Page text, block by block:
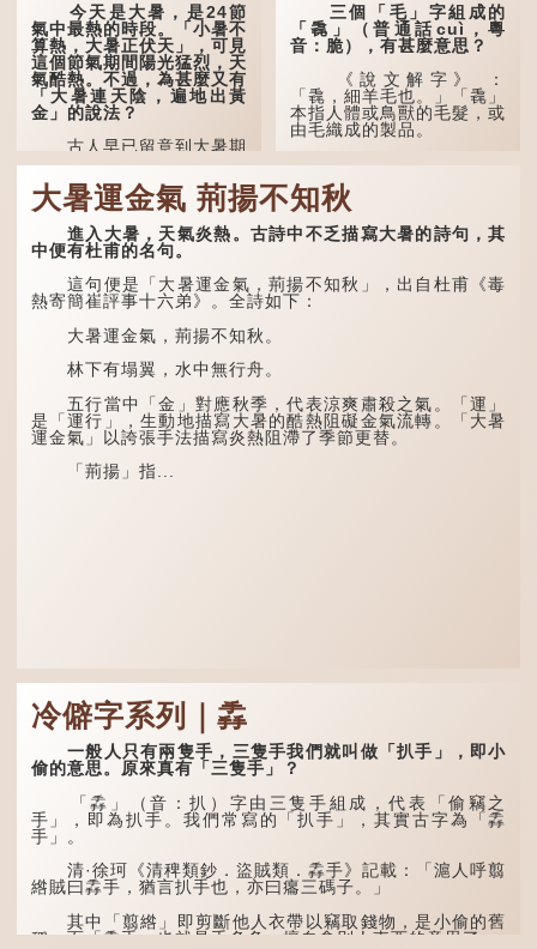
今天是大暑，是24節
氣中最熱的時段。「小暑不
算熱，大暑正伏天」，可見
這個節氣期間陽光猛烈，天
氣酷熱。不過，為甚麼又有
「大暑連天陰，遍地出黃
金」的說法？
古人早已留意到大暑期
間的氣候規律。《逸周書·
時訓解》記載：「大暑之
日，腐草化為螢。又五日，
土潤溽暑。又五日，大雨時
行。」意思是說，大暑時節
螢火蟲出生，土地濕熱，常
有大雨出現。
三個「毛」字組成的
「毳」（普通話cuì，粵
音：脆），有甚麼意思？
《說文解字》 ：
「毳，細羊毛也。」「毳」
本指人體或鳥獸的毛髮，或
由毛織成的製品。
人體表面，例如手臂等
部位生長的細毛，也叫
「毳」，又叫「寒毛」、
「汗毛」。
醫學上，「毳毛」是一
童時期長出的一種細小、不
易注意到卻又幾乎遍布全身
的毛髮。毳毛的密度因人而
大暑運金氣 荊揚不知秋
進入大暑，天氣炎熱。古詩中不乏描寫大暑的詩句，其
中便有杜甫的名句。
這句便是「大暑運金氣，荊揚不知秋」，出自杜甫《毒
熱寄簡崔評事十六弟》。全詩如下：
大暑運金氣，荊揚不知秋。
林下有塌翼，水中無行舟。
五行當中「金」對應秋季，代表涼爽肅殺之氣。「運」
是「運行」，生動地描寫大暑的酷熱阻礙金氣流轉。「大暑
運金氣」以誇張手法描寫炎熱阻滯了季節更替。
「荊揚」指...
冷僻字系列｜掱
一般人只有兩隻手，三隻手我們就叫做「扒手」，即小
偷的意思。原來真有「三隻手」？
「掱」（音：扒）字由三隻手組成，代表「偷竊之
手」，即為扒手。我們常寫的「扒手」，其實古字為「掱
手」。
清·徐珂《清稗類鈔．盜賊類．掱手》記載：「滬人呼翦
綹賊曰掱手，猶言扒手也，亦曰癟三碼子。」
其中「翦綹」即剪斷他人衣帶以竊取錢物，是小偷的舊
稱。而「掱手」也就是手多多，擅自拿別人東西的意思了...